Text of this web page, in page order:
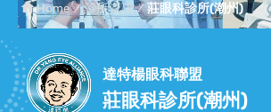
Home 診所資訊 莊眼科診所(潮州)
達特楊眼科聯盟
莊眼科診所(潮州)